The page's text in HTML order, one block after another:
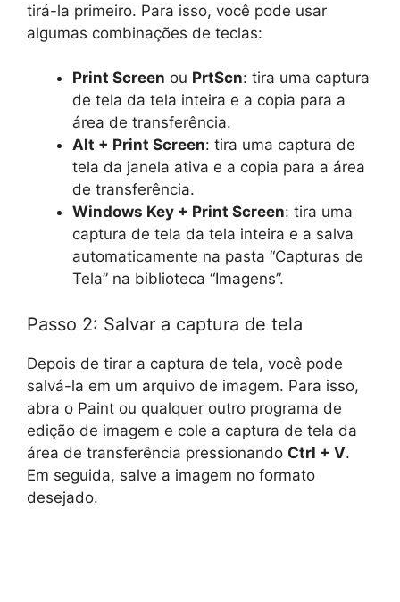
tirá-la primeiro. Para isso, você pode usar
algumas combinações de teclas:
Print Screen ou PrtScn: tira uma captura
de tela da tela inteira e a copia para a
área de transferência.
Alt + Print Screen: tira uma captura de
tela da janela ativa e a copia para a área
de transferência.
Windows Key + Print Screen: tira uma
captura de tela da tela inteira e a salva
automaticamente na pasta “Capturas de
Tela” na biblioteca “Imagens”.
Passo 2: Salvar a captura de tela
Depois de tirar a captura de tela, você pode
salvá-la em um arquivo de imagem. Para isso,
abra o Paint ou qualquer outro programa de
edição de imagem e cole a captura de tela da
área de transferência pressionando Ctrl + V.
Em seguida, salve a imagem no formato
desejado.